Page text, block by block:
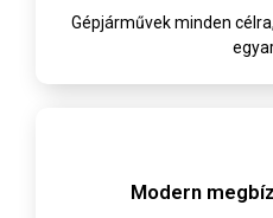
Gépjárművek minden
Modern